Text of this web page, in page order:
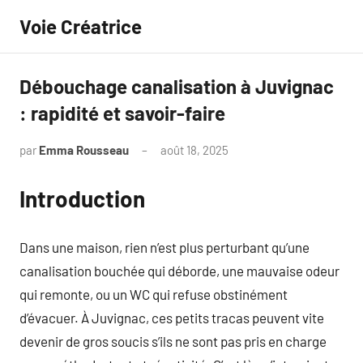
contenu
Voie Créatrice
Débouchage canalisation à Juvignac
: rapidité et savoir-faire
par Emma Rousseau août 18, 2025
Introduction
Dans une maison, rien n’est plus perturbant qu’une
canalisation bouchée qui déborde, une mauvaise odeur
qui remonte, ou un WC qui refuse obstinément
d’évacuer. À Juvignac, ces petits tracas peuvent vite
devenir de gros soucis s’ils ne sont pas pris en charge